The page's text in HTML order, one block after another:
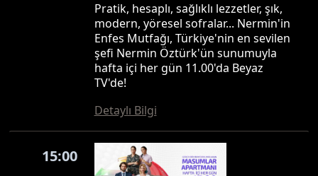
Pratik, hesaplı, sağlıklı lezzetler, şık,
modern, yöresel sofralar... Nermin'in
Enfes Mutfağı, Türkiye'nin en sevilen
şefi Nermin Öztürk'ün sunumuyla
hafta içi her gün 11.00'da Beyaz
TV'de!
Detaylı Bilgi
15:00